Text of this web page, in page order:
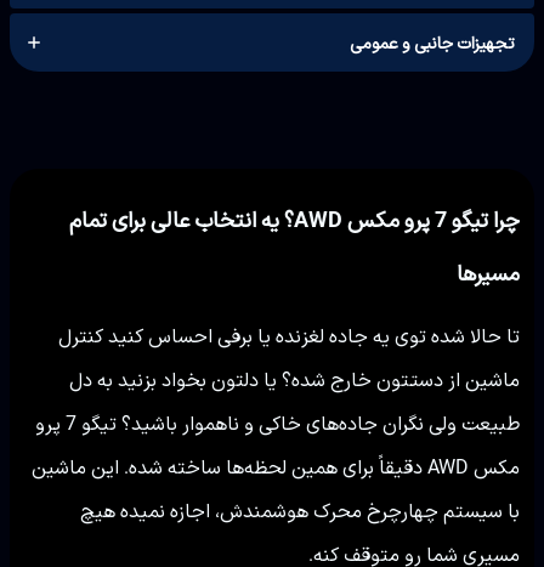
تجهیزات جانبی و عمومی
چرا تیگو 7 پرو مکس AWD؟ یه انتخاب عالی برای تمام
مسیرها
تا حالا شده توی یه جاده لغزنده یا برفی احساس کنید کنترل
ماشین از دستتون خارج شده؟ یا دلتون بخواد بزنید به دل
طبیعت ولی نگران جاده‌های خاکی و ناهموار باشید؟ تیگو 7 پرو
مکس AWD دقیقاً برای همین لحظه‌ها ساخته شده. این ماشین
با سیستم چهارچرخ محرک هوشمندش، اجازه نمیده هیچ
مسیری شما رو متوقف کنه.